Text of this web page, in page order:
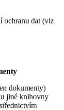
ochranu dat (viz
dokumenty)
jiné knihovny